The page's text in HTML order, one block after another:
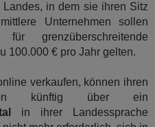
in dem sie ihren Sitz
Unternehmen sollen
grenzüberschreitende
100.000 € pro Jahr gelten.
verkaufen, können ihren
künftig über ein
in ihrer Landessprache